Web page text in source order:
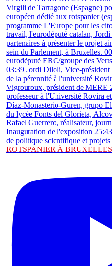
ROTSPANIER À BRUXELLES